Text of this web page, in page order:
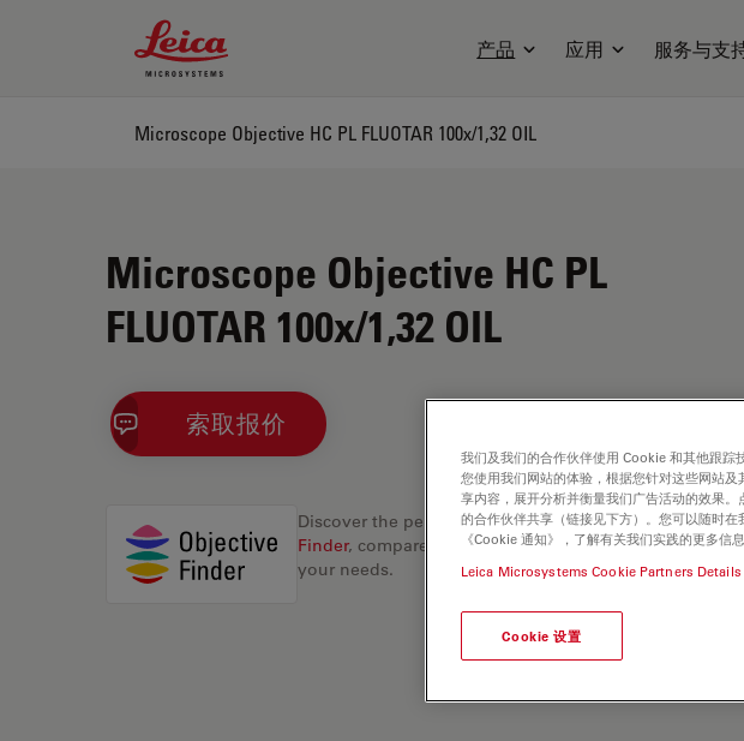
Leica Microsystems Logo
产品 应用 服务与支
Microscope Objective HC PL FLUOTAR 100x/1,32 OIL
Microscope Objective HC PL
FLUOTAR 100x/1,32 OIL
索取报价
Discover the perfect solution. Explore our Objective
Finder, compare alternatives, and find the best fit for
your needs.
我们及我们的合作伙伴使用 Cookie 和其他跟踪
您使用我们网站的体验，根据您针对这些网站
享内容，展开分析并衡量我们广告活动的效果
的合作伙伴共享（链接见下方）。您可以随时
《Cookie 通知》，了解有关我们实践的更多信息
Leica Microsystems Cookie Partners Details
Cookie 设置